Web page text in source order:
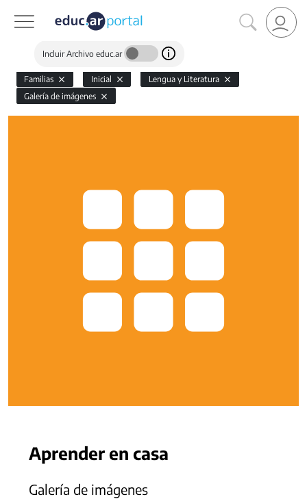
Incluir Archivo educ.ar
Familias Inicial
Lengua y Literatura
Galería de imágenes
Aprender en casa
Galería de imágenes